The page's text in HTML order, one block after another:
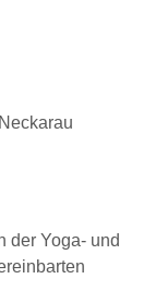
der Yoga- und